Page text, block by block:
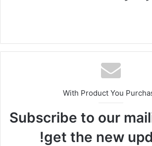
With Product You
Subscribe to our
get the new